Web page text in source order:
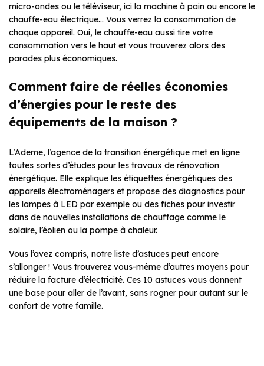
micro-ondes ou le téléviseur, ici la machine à pain ou encore le
chauffe-eau électrique… Vous verrez la consommation de
chaque appareil. Oui, le chauffe-eau aussi tire votre
consommation vers le haut et vous trouverez alors des
parades plus économiques.
Comment faire de réelles économies
d’énergies pour le reste des
équipements de la maison ?
L’Ademe, l’agence de la transition énergétique met en ligne
toutes sortes d’études pour les travaux de rénovation
énergétique. Elle explique les étiquettes énergétiques des
appareils électroménagers et propose des diagnostics pour
les lampes à LED par exemple ou des fiches pour investir
dans de nouvelles installations de chauffage comme le
solaire, l’éolien ou la pompe à chaleur.
Vous l’avez compris, notre liste d’astuces peut encore
s’allonger ! Vous trouverez vous-même d’autres moyens pour
réduire la facture d’électricité. Ces 10 astuces vous donnent
une base pour aller de l’avant, sans rogner pour autant sur le
confort de votre famille.